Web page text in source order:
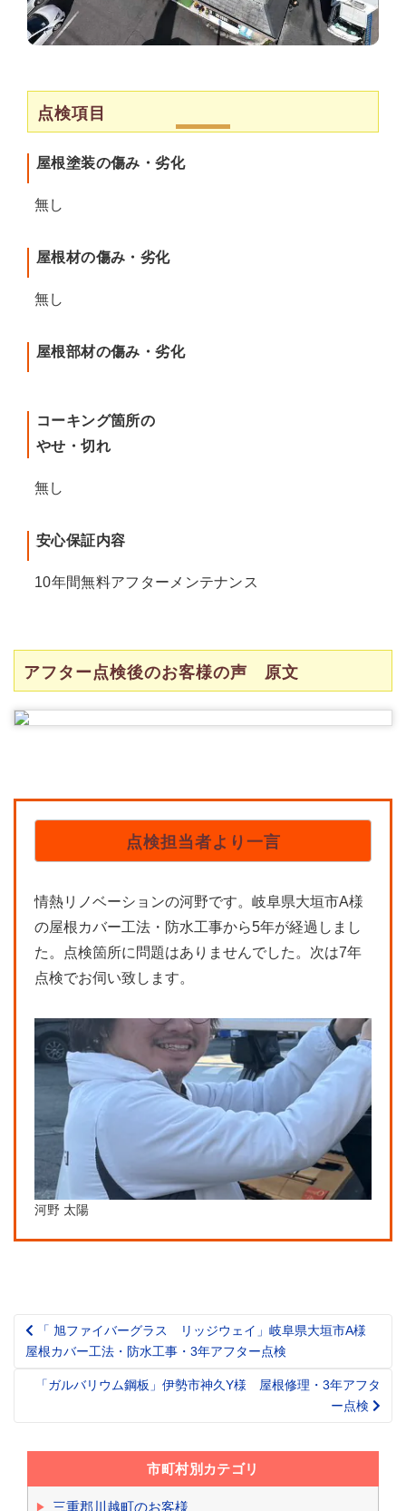
点検項目
屋根塗装の傷み・劣化
無し
屋根材の傷み・劣化
無し
屋根部材の傷み・劣化
コーキング箇所の
やせ・切れ
無し
安心保証内容
10年間無料アフターメンテナンス
アフター点検後のお客様の声 原文
点検担当者より一言
情熱リノベーションの河野です。岐阜県大垣市A様
の屋根カバー工法・防水工事から5年が経過しまし
た。点検箇所に問題はありませんでした。次は7年
点検でお伺い致します。
河野 太陽
Post
navigation
「 旭ファイバーグラス リッジウェイ」岐阜県大垣市A様
屋根カバー工法・防水工事・3年アフター点検
「ガルバリウム鋼板」伊勢市神久Y様 屋根修理・3年アフタ
ー点検
市町村別カテゴリ
三重郡川越町のお客様